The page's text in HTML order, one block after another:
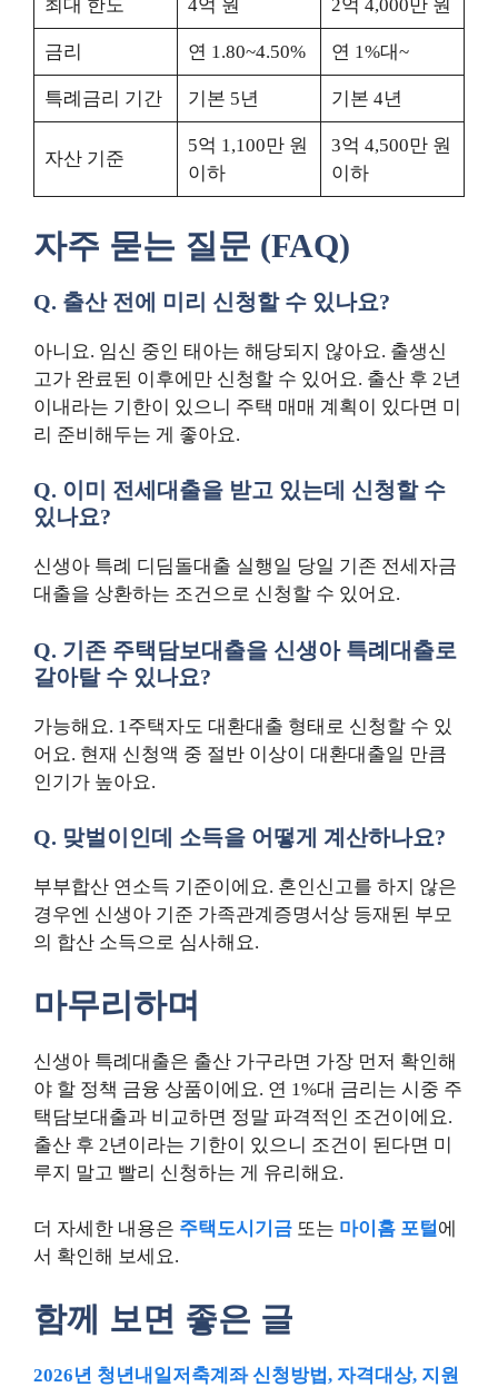
최대 한도 4억 원 2억 4,000만 원
금리 연 1.80~4.50% 연 1%대~
특례금리 기간 기본 5년 기본 4년
자산 기준
5억 1,100만 원
이하
3억 4,500만 원
이하
자주 묻는 질문 (FAQ)
Q. 출산 전에 미리 신청할 수 있나요?
아니요. 임신 중인 태아는 해당되지 않아요. 출생신
고가 완료된 이후에만 신청할 수 있어요. 출산 후 2년
이내라는 기한이 있으니 주택 매매 계획이 있다면 미
리 준비해두는 게 좋아요.
Q. 이미 전세대출을 받고 있는데 신청할 수
있나요?
신생아 특례 디딤돌대출 실행일 당일 기존 전세자금
대출을 상환하는 조건으로 신청할 수 있어요.
Q. 기존 주택담보대출을 신생아 특례대출로
갈아탈 수 있나요?
가능해요. 1주택자도 대환대출 형태로 신청할 수 있
어요. 현재 신청액 중 절반 이상이 대환대출일 만큼
인기가 높아요.
Q. 맞벌이인데 소득을 어떻게 계산하나요?
부부합산 연소득 기준이에요. 혼인신고를 하지 않은
경우엔 신생아 기준 가족관계증명서상 등재된 부모
의 합산 소득으로 심사해요.
마무리하며
신생아 특례대출은 출산 가구라면 가장 먼저 확인해
야 할 정책 금융 상품이에요. 연 1%대 금리는 시중 주
택담보대출과 비교하면 정말 파격적인 조건이에요.
출산 후 2년이라는 기한이 있으니 조건이 된다면 미
루지 말고 빨리 신청하는 게 유리해요.
더 자세한 내용은 주택도시기금 또는 마이홈 포털에
서 확인해 보세요.
함께 보면 좋은 글
2026년 청년내일저축계좌 신청방법, 자격대상, 지원